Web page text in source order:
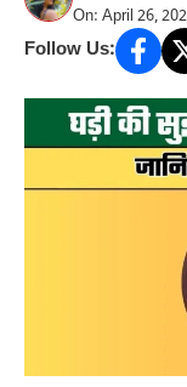
On: April 26,
Follow Us: